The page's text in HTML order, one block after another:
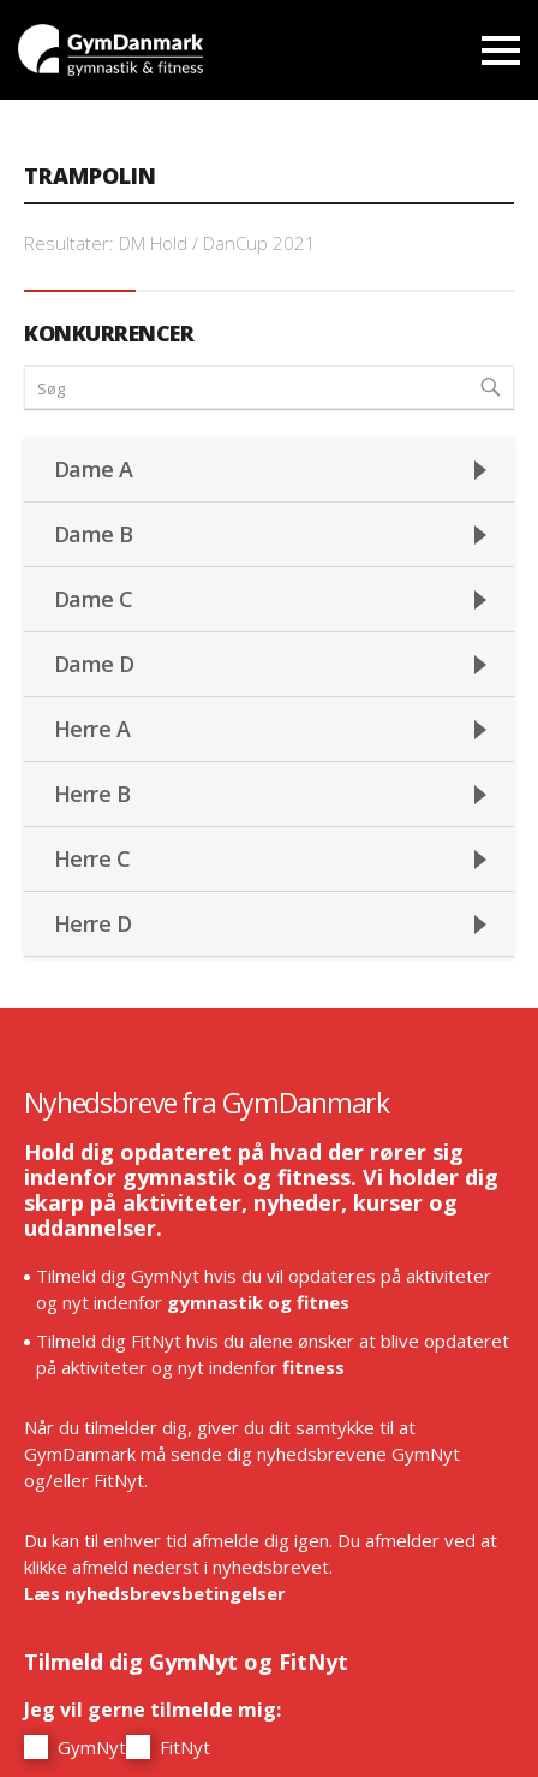
TRAMPOLIN
Resultater: DM Hold / DanCup 2021
KONKURRENCER
Dame A
Dame B
Dame C
Dame D
Herre A
Herre B
Herre C
Herre D
Nyhedsbreve fra GymDanmark
Hold dig opdateret på hvad der rører sig
indenfor gymnastik og fitness. Vi holder dig
skarp på aktiviteter, nyheder, kurser og
uddannelser.
Tilmeld dig GymNyt hvis du vil opdateres på aktiviteter
og nyt indenfor gymnastik og fitnes
Tilmeld dig FitNyt hvis du alene ønsker at blive opdateret
på aktiviteter og nyt indenfor fitness
Når du tilmelder dig, giver du dit samtykke til at
GymDanmark må sende dig nyhedsbrevene GymNyt
og/eller FitNyt.
Du kan til enhver tid afmelde dig igen. Du afmelder ved at
klikke afmeld nederst i nyhedsbrevet.
Læs nyhedsbrevsbetingelser
Tilmeld dig GymNyt og FitNyt
Jeg vil gerne tilmelde mig:
GymNyt FitNyt